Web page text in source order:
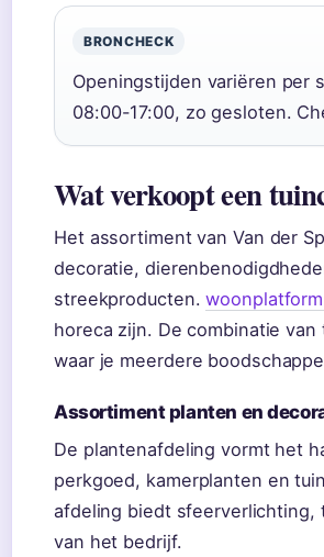
BRONCHECK
Openingstijden variëren per
08:00-17:00, zo gesloten.
Wat verkoopt een
Het assortiment van Van der
decoratie,
streekproducten.
horeca zijn. De combinatie
waar je meerdere
Assortiment planten en
De plantenafdeling vormt het
perkgoed, kamerplanten en
afdeling biedt sfeerverlichting,
van het bedrijf.